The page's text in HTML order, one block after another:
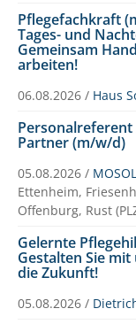
Pflegefachkraft
Tages- und
Gemeinsam
arbeiten!
06.08.2026 / Haus
Personalreferent
Partner (m/w/d)
05.08.2026 /
Ettenheim,
Offenburg, Rust
Gelernte
Gestalten Sie
die Zukunft!
05.08.2026 /